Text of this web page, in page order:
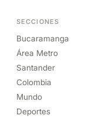
SECCIONES
Bucaramanga
Área Metro
Santander
Colombia
Mundo
Deportes